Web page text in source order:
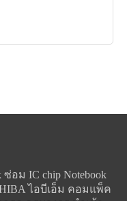
อม IC chip Notebook
ไอบีเอ็ม คอมแพ็ค